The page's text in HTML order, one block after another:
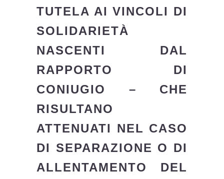
TUTELA AI VINCOLI DI
SOLIDARIETÀ
NASCENTI DAL
RAPPORTO DI
CONIUGIO – CHE
RISULTANO
ATTENUATI NEL CASO
DI SEPARAZIONE O DI
ALLENTAMENTO DEL